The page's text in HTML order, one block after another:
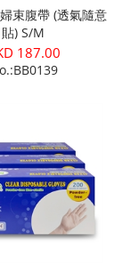
束腹帶 (透氣隨意
貼) S/M
187.00